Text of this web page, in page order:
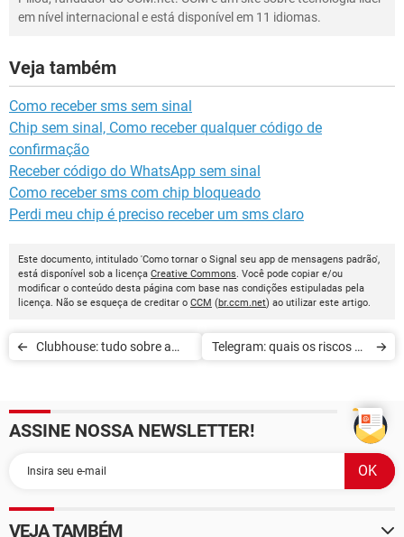
em nível internacional e está disponível em 11 idiomas.
Veja também
Como receber sms sem sinal
Chip sem sinal, Como receber qualquer código de
confirmação
Receber código do WhatsApp sem sinal
Como receber sms com chip bloqueado
Perdi meu chip é preciso receber um sms claro
Este documento, intitulado 'Como tornar o Signal seu app de mensagens padrão',
está disponível sob a licença Creative Commons. Você pode copiar e/ou
modificar o conteúdo desta página com base nas condições estipuladas pela
licença. Não se esqueça de creditar o CCM (br.ccm.net) ao utilizar este artigo.
Clubhouse: tudo sobre a
Telegram: quais os riscos de
ASSINE NOSSA NEWSLETTER!
VEJA TAMBÉM